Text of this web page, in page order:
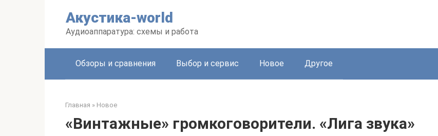
Акустика-world
Аудиоаппаратура: схемы и работа
Обзоры и сравнения Выбор и сервис Новое Другое
Главная » Новое
«Винтажные» громкоговорители. «Лига звука»